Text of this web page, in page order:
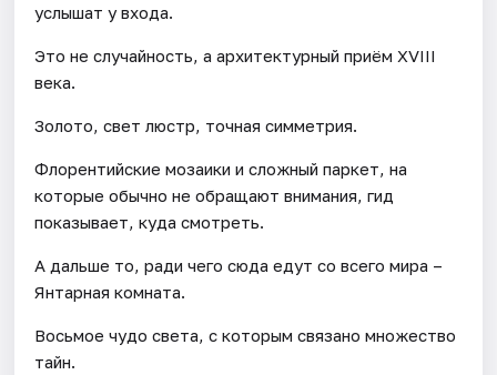
услышат у входа.
Это не случайность, а архитектурный приём XVIII
века.
Золото, свет люстр, точная симметрия.
Флорентийские мозаики и сложный паркет, на
которые обычно не обращают внимания, гид
показывает, куда смотреть.
А дальше то, ради чего сюда едут со всего мира –
Янтарная комната.
Восьмое чудо света, с которым связано множество
тайн.